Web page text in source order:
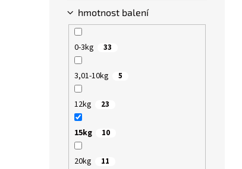
hmotnost balení
0-3kg 33
3,01-10kg 5
12kg 23
15kg 10
20kg 11